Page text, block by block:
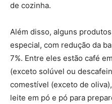
de cozinha.
Além disso, alguns
especial, com redução da
7%. Entre eles estão café
(exceto solúvel ou
comestível (exceto de
leite em pó e pó para